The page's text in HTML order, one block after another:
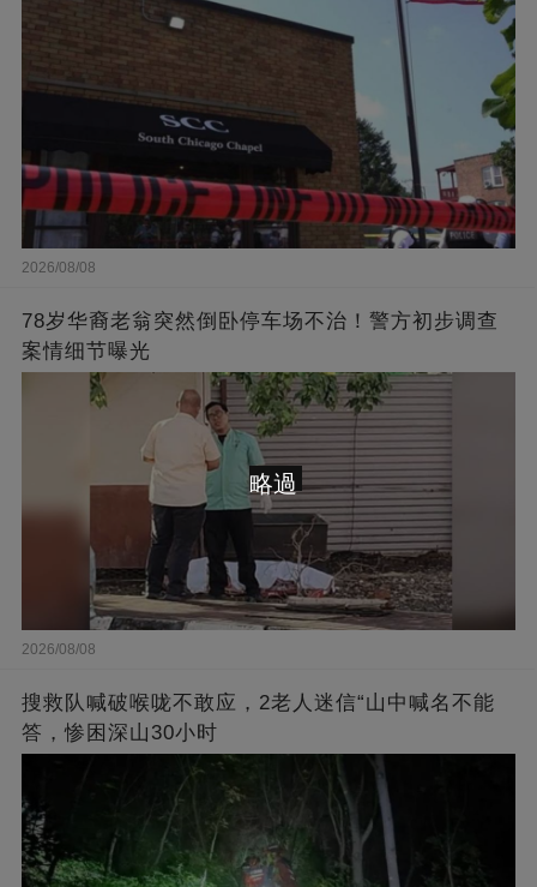
2026/08/08
78岁华裔老翁突然倒卧停车场不治！警方初步调查
案情细节曝光
2026/08/08
搜救队喊破喉咙不敢应，2老人迷信“山中喊名不能
答，惨困深山30小时
略過